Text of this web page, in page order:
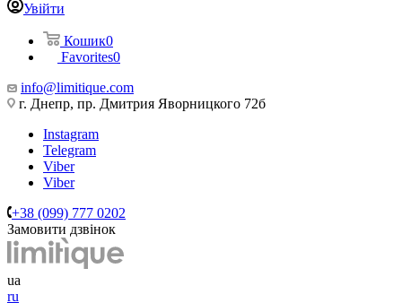
Увійти
Кошик0
Favorites0
info@limitique.com
г. Днепр, пр. Дмитрия Яворницкого 72б
Instagram
Telegram
Viber
Viber
+38 (099) 777 0202
Замовити дзвінок
ua
ru